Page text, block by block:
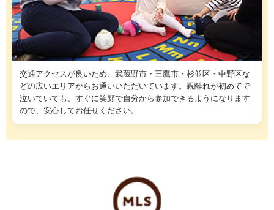
交通アクセスが良いため、武蔵野市・三鷹市・杉並区・中野区な
どの広いエリアからお通いいただいています。親離れが初めてで
泣いていても、すぐに笑顔で自分から参加できるようになります
ので、安心してお任せください。